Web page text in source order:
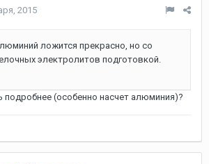
2015
ложится прекрасно, но со
электролитов подготовкой.
(особенно насчет алюминия)?